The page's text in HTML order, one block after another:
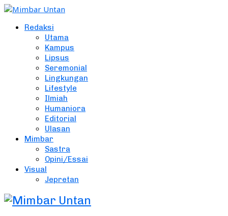
Redaksi
Utama
Kampus
Lipsus
Seremonial
Lingkungan
Lifestyle
Ilmiah
Humaniora
Editorial
Ulasan
Mimbar
Sastra
Opini/Essai
Visual
Jepretan